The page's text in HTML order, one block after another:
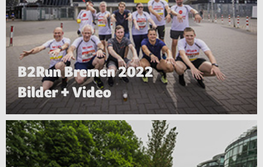
B2Run Bremen 2022
Bilder + Video